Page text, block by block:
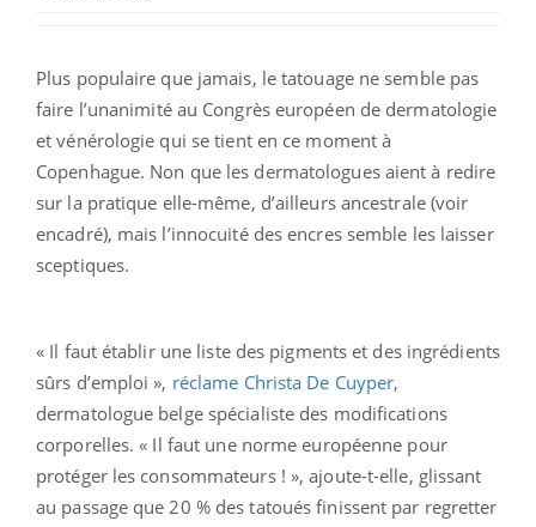
Plus populaire que jamais, le tatouage ne semble pas
faire l’unanimité au Congrès européen de dermatologie
et vénérologie qui se tient en ce moment à
Copenhague. Non que les dermatologues aient à redire
sur la pratique elle-même, d’ailleurs ancestrale (voir
encadré), mais l’innocuité des encres semble les laisser
sceptiques.
« Il faut établir une liste des pigments et des ingrédients
sûrs d’emploi », réclame Christa De Cuyper,
dermatologue belge spécialiste des modifications
corporelles. « Il faut une norme européenne pour
protéger les consommateurs ! », ajoute-t-elle, glissant
au passage que 20 % des tatoués finissent par regretter